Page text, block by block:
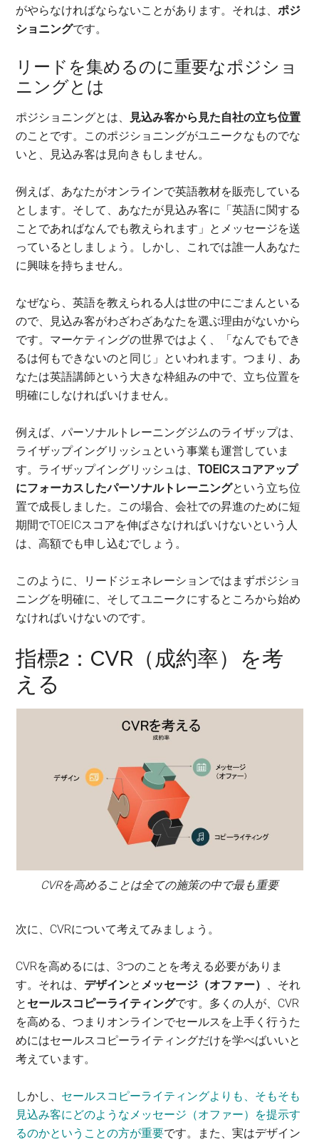
がやらなければならないことがあります。それは、ポジ
ショニングです。
リードを集めるのに重要なポジショ
ニングとは
ポジショニングとは、
見込み客から見た自社の立ち位置
のことです。このポジショニングがユニークなものでな
いと、見込み客は見向きもしません。
例えば、あなたがオンラインで英語教材を販売している
とします。そして、あなたが見込み客に「英語に関する
ことであればなんでも教えられます」とメッセージを送
っているとしましょう。しかし、これでは誰一人あなた
に興味を持ちません。
なぜなら、英語を教えられる人は世の中にごまんといる
ので、見込み客がわざわざあなたを選ぶ理由がないから
です。マーケティングの世界ではよく、「なんでもでき
るは何もできないのと同じ」といわれます。つまり、あ
なたは英語講師という大きな枠組みの中で、立ち位置を
明確にしなければいけません。
例えば、パーソナルトレーニングジムのライザップは、
ライザップイングリッシュという事業も運営していま
す。ライザップイングリッシュは、TOEICスコアアップ
にフォーカスしたパーソナルトレーニングという立ち位
置で成長しました。この場合、会社での昇進のために短
期間でTOEICスコアを伸ばさなければいけないという人
は、高額でも申し込むでしょう。
このように、リードジェネレーションではまずポジショ
ニングを明確に、そしてユニークにするところから始め
なければいけないのです。
指標2：CVR（成約率）を考
える
CVRを高めることは全ての施策の中で最も重要
次に、CVRについて考えてみましょう。
CVRを高めるには、3つのことを考える必要がありま
す。それは、 デザインと メッセージ（オファー）
、それ
と セールスコピーライティングです。多くの人が、CVR
を高める、つまりオンラインでセールスを上手く行うた
めにはセールスコピーライティングだけを学べばいいと
考えています。
しかし、 セールスコピーライティングよりも、そもそも
見込み客にどのようなメッセージ（オファー）を提示す
るのかということの方が重要です。また、実はデザイン